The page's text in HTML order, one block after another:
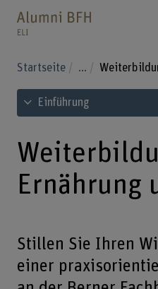
Startseite ...
Inhaltsverzeichnis ansehen
Einführung
Ernährung
Stillen Sie Ihren
einer